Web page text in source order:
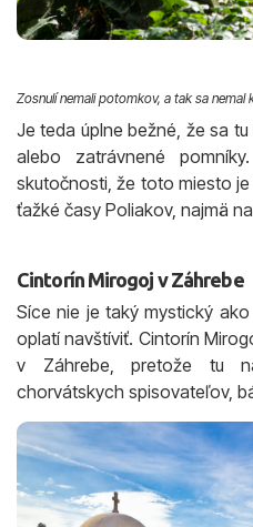
Zosnulí nemali potomkov, a tak sa
Je teda úplne bežné, že sa
alebo zatrávnené
skutočnosti, že toto miesto
ťažké časy Poliakov, najmä
Cintorín Mirogoj v Záhrebe
Síce nie je taký mystický
oplatí navštíviť. Cintorín
v Záhrebe, pretože tu
chorvátskych spisovateľov,